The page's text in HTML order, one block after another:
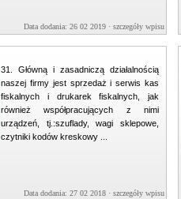
Data dodania: 26 02 2019 · szczegóły wpisu »
31. Główną i zasadniczą działalnością
naszej firmy jest sprzedaż i serwis kas
fiskalnych i drukarek fiskalnych, jak
również współpracujących z nimi
urządzeń, tj.:szuflady, wagi sklepowe,
czytniki kodów kreskowy ...
Data dodania: 27 02 2018 · szczegóły wpisu »